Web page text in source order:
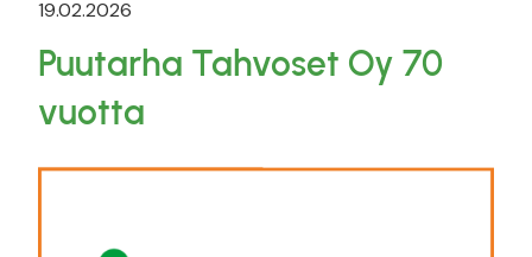
19.02.2026
Puutarha Tahvoset Oy 70
vuotta